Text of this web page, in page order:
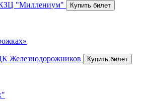
"Миллениум"
Железнодорожников